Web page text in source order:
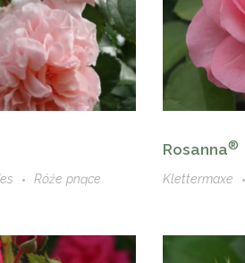
Róże pnące
Rosanna®
Klettermaxe